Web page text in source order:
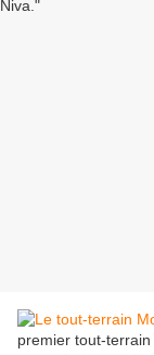
premier tout-